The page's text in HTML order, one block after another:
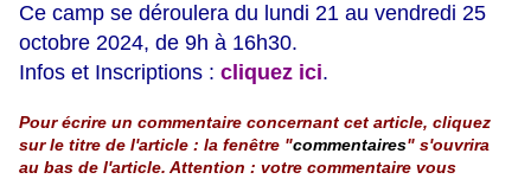
Ce camp se déroulera du lundi 21 au vendredi 25
octobre 2024, de 9h à 16h30.
Infos et Inscriptions : cliquez ici.
Pour écrire un commentaire concernant cet article, cliquez
sur le titre de l'article : la fenêtre "commentaires" s'ouvrira
au bas de l'article. Attention : votre commentaire vous